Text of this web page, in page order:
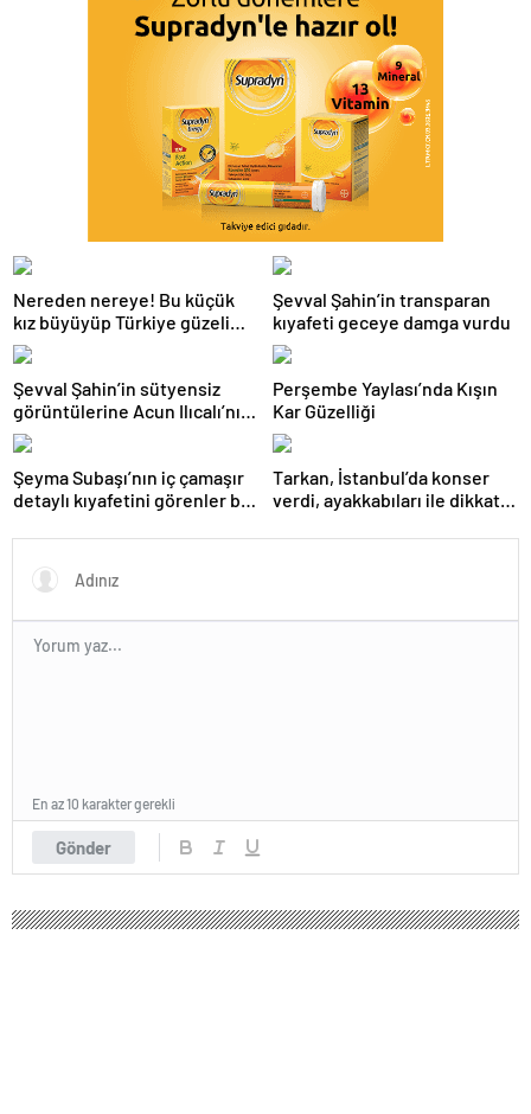
Nereden nereye! Bu küçük
kız büyüyüp Türkiye güzeli
oldu
Şevval Şahin’in transparan
kıyafeti geceye damga vurdu
Şevval Şahin’in sütyensiz
görüntülerine Acun Ilıcalı’nın
kanalında sansür
Perşembe Yaylası’nda Kışın
Kar Güzelliği
Şeyma Subaşı’nın iç çamaşır
detaylı kıyafetini görenler bir
Tarkan, İstanbul’da konser
verdi, ayakkabıları ile dikkat
Gönder
En az 10 karakter gerekli